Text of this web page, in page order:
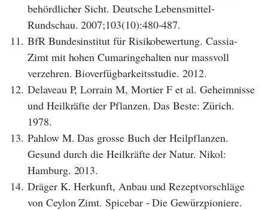
behördlicher Sicht. Deutsche Lebensmittel-
Rundschau. 2007;103(10):480-487.
11. BfR Bundesinstitut für Risikobewertung. Cassia-
Zimt mit hohen Cumaringehalten nur massvoll
verzehren. Bioverfügbarkeitsstudie. 2012.
12. Delaveau P, Lorrain M, Mortier F et al. Geheimnisse
und Heilkräfte der Pflanzen. Das Beste: Zürich.
1978.
13. Pahlow M. Das grosse Buch der Heilpflanzen.
Gesund durch die Heilkräfte der Natur. Nikol:
Hamburg. 2013.
14. Dräger K. Herkunft, Anbau und Rezeptvorschläge
von Ceylon Zimt. Spicebar - Die Gewürzpioniere.